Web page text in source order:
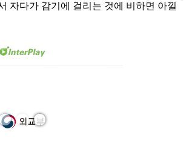
자다가 감기에 걸리는 것에 비하면 아낄